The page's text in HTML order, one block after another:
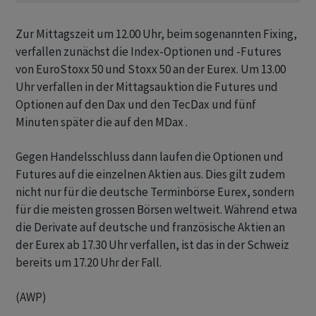
Zur Mittagszeit um 12.00 Uhr, beim sogenannten Fixing,
verfallen zunächst die Index-Optionen und -Futures
von EuroStoxx 50 und Stoxx 50 an der Eurex. Um 13.00
Uhr verfallen in der Mittagsauktion die Futures und
Optionen auf den Dax und den TecDax und fünf
Minuten später die auf den MDax .
Gegen Handelsschluss dann laufen die Optionen und
Futures auf die einzelnen Aktien aus. Dies gilt zudem
nicht nur für die deutsche Terminbörse Eurex, sondern
für die meisten grossen Börsen weltweit. Während etwa
die Derivate auf deutsche und französische Aktien an
der Eurex ab 17.30 Uhr verfallen, ist das in der Schweiz
bereits um 17.20 Uhr der Fall.
(AWP)